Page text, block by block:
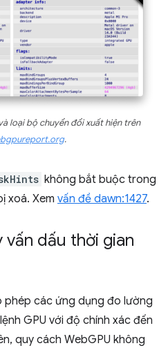
loại bộ chuyển đổi xuất hiện trên
.
không bắt buộc trong
xoá. Xem vấn đề dawn:1427.
dấu thời gian
phép các ứng dụng đo lường
GPU với độ chính xác đến
quy cách WebGPU không